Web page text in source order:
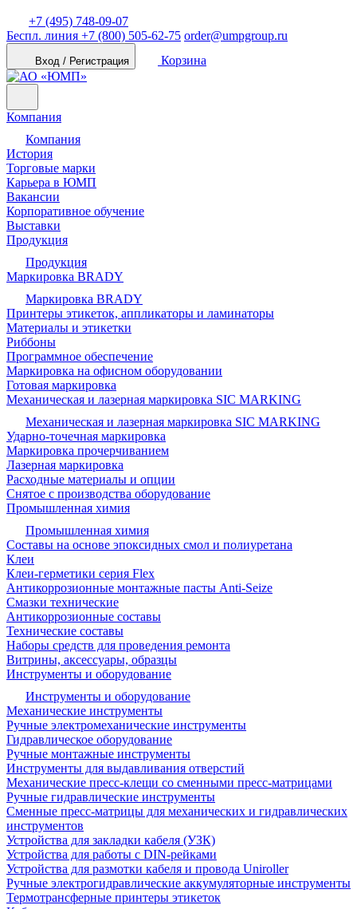
+7 (495) 748-09-07
Беспл. линия +7 (800) 505-62-75 order@umpgroup.ru
Вход / Регистрация Корзина
Компания
Компания
История
Торговые марки
Карьера в ЮМП
Вакансии
Корпоративное обучение
Выставки
Продукция
Продукция
Маркировка BRADY
Маркировка BRADY
Принтеры этикеток, аппликаторы и ламинаторы
Материалы и этикетки
Риббоны
Программное обеспечение
Маркировка на офисном оборудовании
Готовая маркировка
Механическая и лазерная маркировка SIC MARKING
Механическая и лазерная маркировка SIC MARKING
Ударно-точечная маркировка
Маркировка прочерчиванием
Лазерная маркировка
Расходные материалы и опции
Снятое с производства оборудование
Промышленная химия
Промышленная химия
Составы на основе эпоксидных смол и полиуретана
Клеи
Клеи-герметики серия Flex
Антикоррозионные монтажные пасты Anti-Seize
Смазки технические
Антикоррозионные составы
Технические составы
Наборы средств для проведения ремонта
Витрины, аксессуары, образцы
Инструменты и оборудование
Инструменты и оборудование
Механические инструменты
Ручные электромеханические инструменты
Гидравлическое оборудование
Ручные монтажные инструменты
Инструменты для выдавливания отверстий
Механические пресс-клещи со сменными пресс-матрицами
Ручные гидравлические инструменты
Сменные пресс-матрицы для механических и гидравлических
инструментов
Устройства для закладки кабеля (УЗК)
Устройства для работы с DIN-рейками
Устройства для размотки кабеля и провода Uniroller
Ручные электрогидравлические аккумуляторные инструменты
Термотрансферные принтеры этикеток